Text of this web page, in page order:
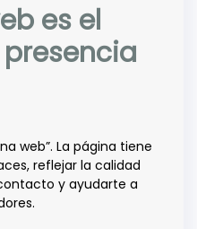
es el
web”. La página tiene
reflejar la calidad
y ayudarte a